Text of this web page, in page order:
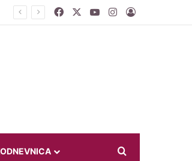
Facebook YouTubeInstagram